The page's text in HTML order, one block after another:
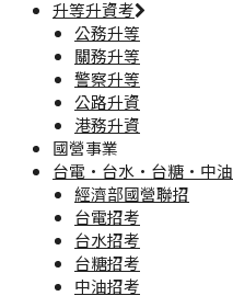
升等升資考
公務升等
關務升等
警察升等
公路升資
港務升資
國營事業
台電·台水·台糖·中油
經濟部國營聯招
台電招考
台水招考
台糖招考
中油招考